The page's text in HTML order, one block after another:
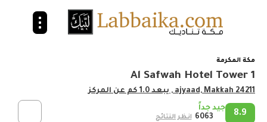
مكة المكرمة
Al Safwah Hotel Tower 1
ajyaad, Makkah 24211 , يبعد 1.0 كم عن المركز
8.9
جيد جداً
6063 انظر النتائج